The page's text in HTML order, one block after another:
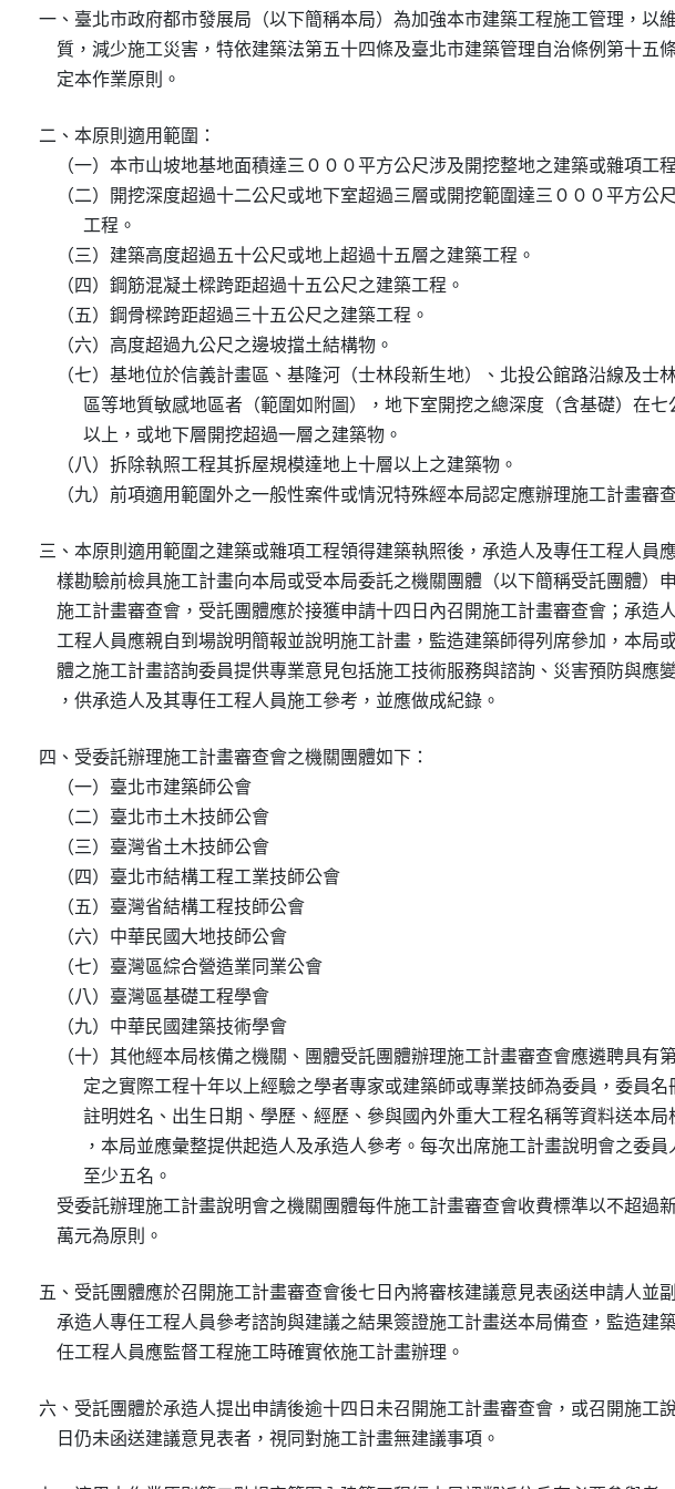
一、臺北市政府都市發展局（以下簡稱本局）為加強本市建築工程施工管理，以
質，減少施工災害，特依建築法第五十四條及臺北市建築管理自治條例第十五
    定本作業原則。
二、本原則適用範圍：
（一）本市山坡地基地面積達三０００平方公尺涉及開挖整地之建築或雜項工
（二）開挖深度超過十二公尺或地下室超過三層或開挖範圍達三０００平方公
          工程。
    （三）建築高度超過五十公尺或地上超過十五層之建築工程。
    （四）鋼筋混凝土樑跨距超過十五公尺之建築工程。
    （五）鋼骨樑跨距超過三十五公尺之建築工程。
    （六）高度超過九公尺之邊坡擋土結構物。
（七）基地位於信義計畫區、基隆河（士林段新生地）、北投公館路沿線及士
區等地質敏感地區者（範圍如附圖），地下室開挖之總深度（含基礎）在七
          以上，或地下層開挖超過一層之建築物。
    （八）拆除執照工程其拆屋規模達地上十層以上之建築物。
（九）前項適用範圍外之一般性案件或情況特殊經本局認定應辦理施工計畫審
三、本原則適用範圍之建築或雜項工程領得建築執照後，承造人及專任工程人員
樣勘驗前檢具施工計畫向本局或受本局委託之機關團體（以下簡稱受託團體）
施工計畫審查會，受託團體應於接獲申請十四日內召開施工計畫審查會；承造
工程人員應親自到場說明簡報並說明施工計畫，監造建築師得列席參加，本局
體之施工計畫諮詢委員提供專業意見包括施工技術服務與諮詢、災害預防與應
    ，供承造人及其專任工程人員施工參考，並應做成紀錄。
四、受委託辦理施工計畫審查會之機關團體如下：
    （一）臺北市建築師公會
    （二）臺北市土木技師公會
    （三）臺灣省土木技師公會
    （四）臺北市結構工程工業技師公會
    （五）臺灣省結構工程技師公會
    （六）中華民國大地技師公會
    （七）臺灣區綜合營造業同業公會
    （八）臺灣區基礎工程學會
    （九）中華民國建築技術學會
（十）其他經本局核備之機關、團體受託團體辦理施工計畫審查會應遴聘具有
定之實際工程十年以上經驗之學者專家或建築師或專業技師為委員，委員名
註明姓名、出生日期、學歷、經歷、參與國內外重大工程名稱等資料送本局
，本局並應彙整提供起造人及承造人參考。每次出席施工計畫說明會之委員
          至少五名。
受委託辦理施工計畫說明會之機關團體每件施工計畫審查會收費標準以不超過
    萬元為原則。
五、受託團體應於召開施工計畫審查會後七日內將審核建議意見表函送申請人並
承造人專任工程人員參考諮詢與建議之結果簽證施工計畫送本局備查，監造建
    任工程人員應監督工程施工時確實依施工計畫辦理。
六、受託團體於承造人提出申請後逾十四日未召開施工計畫審查會，或召開施工
    日仍未函送建議意見表者，視同對施工計畫無建議事項。